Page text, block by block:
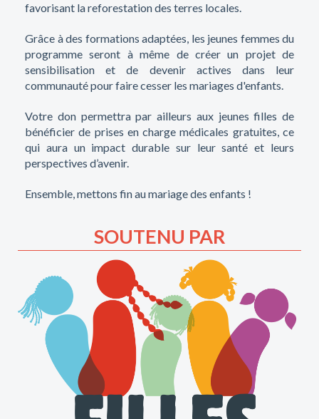
favorisant la reforestation des terres locales.
Grâce à des formations adaptées, les jeunes femmes du
programme seront à même de créer un projet de
sensibilisation et de devenir actives dans leur
communauté pour faire cesser les mariages d'enfants.
Votre don permettra par ailleurs aux jeunes filles de
bénéficier de prises en charge médicales gratuites, ce
qui aura un impact durable sur leur santé et leurs
perspectives d’avenir.
Ensemble, mettons fin au mariage des enfants !
SOUTENU PAR